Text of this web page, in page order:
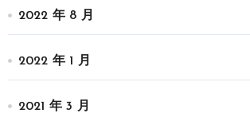
2022 年 8 月
2022 年 1 月
2021 年 3 月